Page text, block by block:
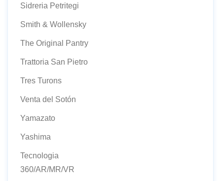
Sidreria Petritegi
Smith & Wollensky
The Original Pantry
Trattoria San Pietro
Tres Turons
Venta del Sotón
Yamazato
Yashima
Tecnologia
360/AR/MR/VR